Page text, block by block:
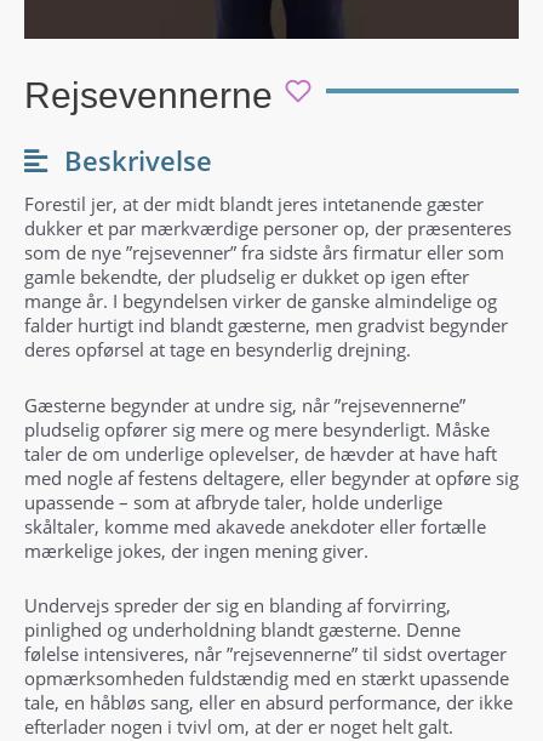
Rejsevennerne
Beskrivelse
Forestil jer, at der midt blandt jeres intetanende gæster
dukker et par mærkværdige personer op, der præsenteres
som de nye ”rejsevenner” fra sidste års firmatur eller som
gamle bekendte, der pludselig er dukket op igen efter
mange år. I begyndelsen virker de ganske almindelige og
falder hurtigt ind blandt gæsterne, men gradvist begynder
deres opførsel at tage en besynderlig drejning.
Gæsterne begynder at undre sig, når ”rejsevennerne”
pludselig opfører sig mere og mere besynderligt. Måske
taler de om underlige oplevelser, de hævder at have haft
med nogle af festens deltagere, eller begynder at opføre sig
upassende – som at afbryde taler, holde underlige
skåltaler, komme med akavede anekdoter eller fortælle
mærkelige jokes, der ingen mening giver.
Undervejs spreder der sig en blanding af forvirring,
pinlighed og underholdning blandt gæsterne. Denne
følelse intensiveres, når ”rejsevennerne” til sidst overtager
opmærksomheden fuldstændig med en stærkt upassende
tale, en håbløs sang, eller en absurd performance, der ikke
efterlader nogen i tvivl om, at der er noget helt galt.